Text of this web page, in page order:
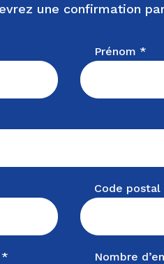
une confirmation
Prénom *
Code
* Nombre